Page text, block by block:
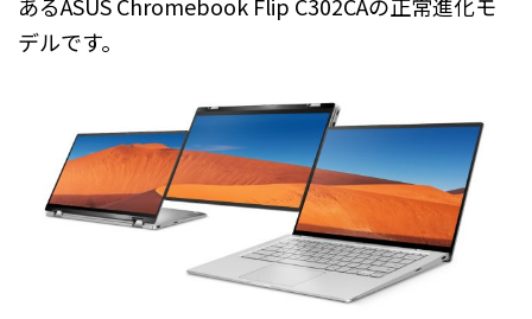
あるASUS Chromebook Flip C302CAの正常進化モ
デルです。